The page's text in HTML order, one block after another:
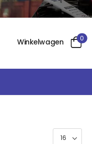
Winkelwagen 0